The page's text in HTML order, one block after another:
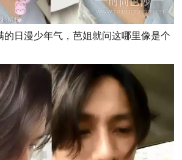
的日漫少年气，芭姐就问这哪里像是个